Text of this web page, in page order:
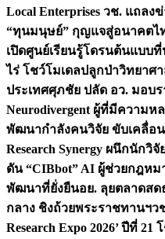
Local Enterprises วช. แถลงข่
“ทุนมนุษย์” กุญแจสู่อนาคตไท
เปิดศูนย์เรียนรู้โดรนต้นแบบ
ไร่ โชว์โมเดลปลูกป่าวิทยาศ
ประเทศศุภชัย ปลัด อว. มอบ
Neurodivergent ผู้ที่มีความ
พัฒนากำลังคนวิจัย ขับเคลื่อน
Research Synergy ผนึกนัก
ดัน “CIBbot” AI ผู้ช่วยกฎห
พัฒนาที่ยั่งยืนอย. ลุยตลาดส
กลาง ชิงถ้วยพระราชทานฯว
Research Expo 2026’ ปีที่